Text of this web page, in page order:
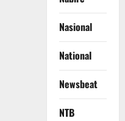
Nasional
National
Newsbeat
NTB